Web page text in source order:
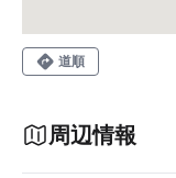
道順
周辺情報